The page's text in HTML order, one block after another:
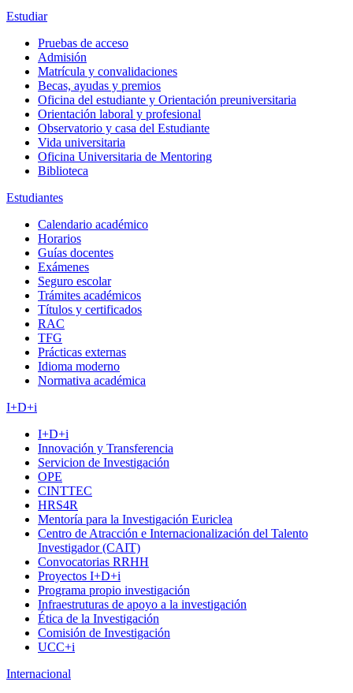
Estudiar
Pruebas de acceso
Admisión
Matrícula y convalidaciones
Becas, ayudas y premios
Oficina del estudiante y Orientación preuniversitaria
Orientación laboral y profesional
Observatorio y casa del Estudiante
Vida universitaria
Oficina Universitaria de Mentoring
Biblioteca
Estudiantes
Calendario académico
Horarios
Guías docentes
Exámenes
Seguro escolar
Trámites académicos
Títulos y certificados
RAC
TFG
Prácticas externas
Idioma moderno
Normativa académica
I+D+i
I+D+i
Innovación y Transferencia
Servicion de Investigación
OPE
CINTTEC
HRS4R
Mentoría para la Investigación Euriclea
Centro de Atracción e Internacionalización del Talento
Investigador (CAIT)
Convocatorias RRHH
Proyectos I+D+i
Programa propio investigación
Infraestruturas de apoyo a la investigación
Ética de la Investigación
Comisión de Investigación
UCC+i
Internacional